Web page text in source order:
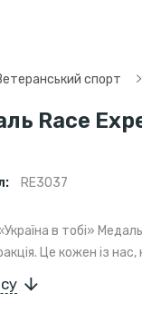
спорт
Race
RE3037
в тобі»
Це кожен із нас,